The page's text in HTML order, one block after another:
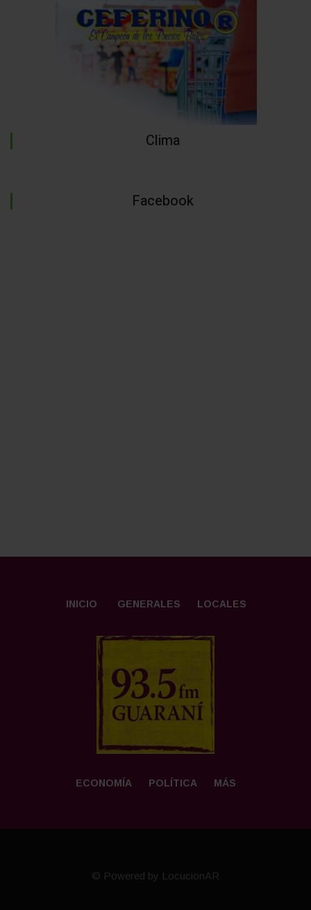
Clima
Facebook
INICIO GENERALES LOCALES
ECONOMÍA POLÍTICA MÁS
© Powered by LocucionAR